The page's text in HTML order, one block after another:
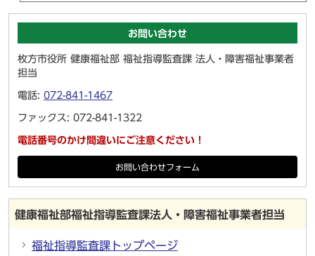
お問い合わせ
枚方市役所 健康福祉部 福祉指導監査課 法人・障害福祉事業者
担当
電話: 072-841-1467
ファックス: 072-841-1322
電話番号のかけ間違いにご注意ください！
お問い合わせフォーム
健康福祉部福祉指導監査課法人・障害福祉事業者担当
福祉指導監査課トップページ